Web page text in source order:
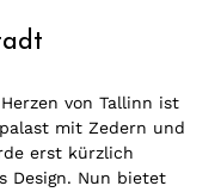
von Tallinn ist
mit Zedern und
erst kürzlich
Design. Nun bietet